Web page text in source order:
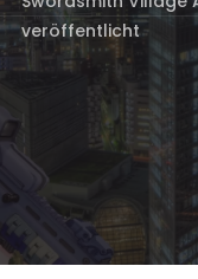
veröffentlicht